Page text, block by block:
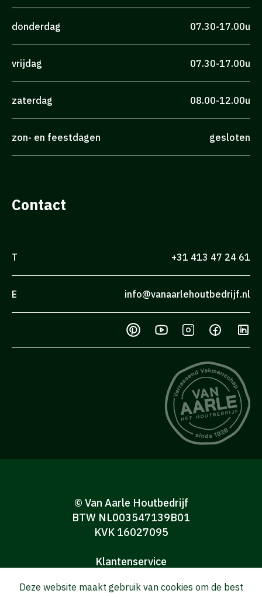
donderdag 07.30-17.00u
vrijdag 07.30-17.00u
zaterdag 08.00-12.00u
zon- en feestdagen gesloten
Contact
T +31 413 47 24 61
E info@vanaarlehoutbedrijf.nl
© Van Aarle Houtbedrijf
BTW NL003547139B01
KVK 16027095
Klantenservice
Algemene voorwaarden Consumenten
Deze website maakt gebruik van cookies om de best